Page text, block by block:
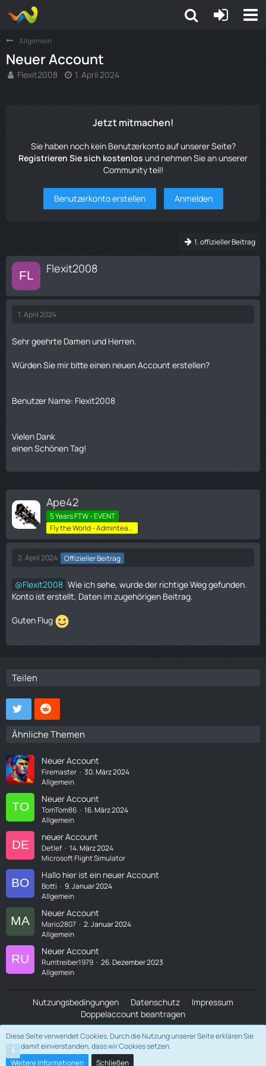
Allgemein
Neuer Account
Flexit2008 1. April 2024
Jetzt mitmachen!
Sie haben noch kein Benutzerkonto auf unserer Seite?
Registrieren Sie sich kostenlos und nehmen Sie an unserer
Community teil!
Benutzerkonto erstellen Anmelden
1. offizieller Beitrag
Flexit2008
1. April 2024
Sehr geehrte Damen und Herren.
Würden Sie mir bitte einen neuen Account erstellen?
Benutzer Name: Flexit2008
Vielen Dank
einen Schönen Tag!
Ape42
5 Years FTW - EVENT
Fly the World - Adminteam-High
2. April 2024 Offizieller Beitrag
Flexit2008 Wie ich sehe, wurde der richtige Weg gefunden.
Konto ist erstellt, Daten im zugehörigen Beitrag.
Guten Flug
Teilen
Ähnliche Themen
Neuer Account
Firemaster
30. März 2024
Allgemein
Neuer Account
TomTom86
16. März 2024
Allgemein
neuer Account
Detlef
14. März 2024
Microsoft Flight Simulator
Hallo hier ist ein neuer Account
Botti
9. Januar 2024
Allgemein
Neuer Account
Mario2807
2. Januar 2024
Allgemein
Neuer Account
Rumtreiber1979
26. Dezember 2023
Allgemein
Nutzungsbedingungen Datenschutz
Impressum
Doppelaccount beantragen
Community-Software:WoltLab Suite™ 5.5.23
Community-Design:Basic Core
Diese Seite verwendet Cookies. Durch die Nutzung unserer Seite erklären Sie
sich damit einverstanden, dass wir Cookies setzen.
Weitere Informationen
Schließen